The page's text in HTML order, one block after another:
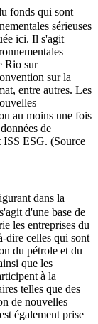
fonds qui sont
sérieuses
ici. Il s'agit
Rio sur
sur la
entre autres. Les
au moins une fois
de
ISS ESG. (Source
dans la
d'une base de
les entreprises du
dire celles qui sont
du pétrole et du
que les
à la
telles que des
de nouvelles
également prise